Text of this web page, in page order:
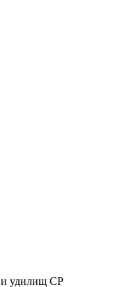
и удилищ СР